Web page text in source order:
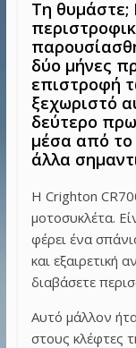
Τη θυμάστε;
δύο μήνες
επιστροφή
ξεχωριστό
δεύτερο
μέσα από το
άλλα
Η Crighton
μοτοσυκλέτα.
φέρει ένα
και εξαιρετική
διαβάσετε
Αυτό μάλλον
στους κλέφτες